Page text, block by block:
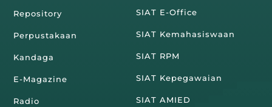
Repository
Perpustakaan
Kandaga
E-Magazine
Radio
SIAT E-Office
SIAT Kemahasiswaan
SIAT RPM
SIAT Kepegawaian
SIAT AMIED